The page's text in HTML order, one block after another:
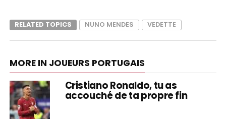
RELATED TOPICS NUNO MENDES VEDETTE
MORE IN JOUEURS PORTUGAIS
Cristiano Ronaldo, tu as
accouché de ta propre fin